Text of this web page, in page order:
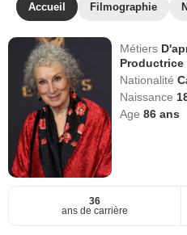
Accueil Filmographie
Métiers
Productrice
Nationalité
Naissance
Age86 ans
36
ans de carrière